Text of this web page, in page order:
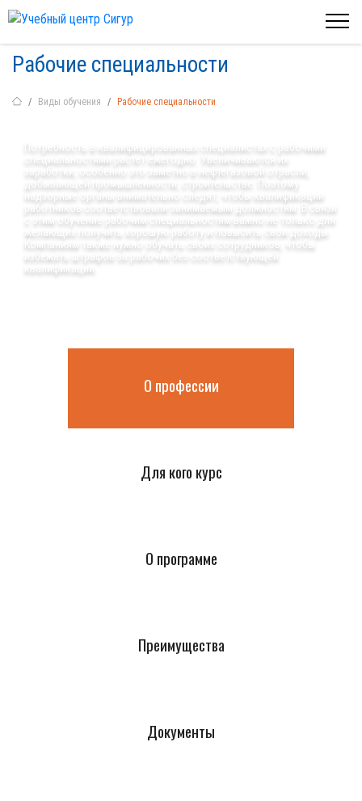
Рабочие специальности
Виды обучения Рабочие специальности
Потребность в квалифицированных специалистах с рабочими
специальностями растет ежегодно. Увеличиваются их
заработки, особенно это заметно в нефтегазовой отрасли,
добывающей промышленности, строительстве. Поэтому
надзорные органы внимательно следят, чтобы квалификации
работников соответствовали занимаемым должностям. В связи
с этим обучение рабочим специальностям важно не только для
желающих получить хорошую работу и повысить свои доходы.
Компаниям также нужно обучать своих сотрудников, чтобы
избежать штрафов за рабочих без соответствующей
квалификации.
О профессии
Для кого курс
О программе
Преимущества
Документы